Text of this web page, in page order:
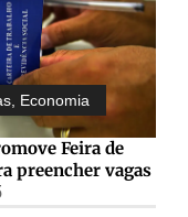
Economia
Feira de
preencher vagas